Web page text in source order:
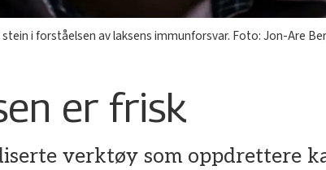
i forståelsen av laksens immunforsvar. Foto: Jon-Are
er frisk
verktøy som oppdrettere